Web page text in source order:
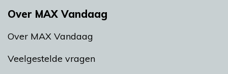
Over MAX Vandaag
Over MAX Vandaag
Veelgestelde vragen